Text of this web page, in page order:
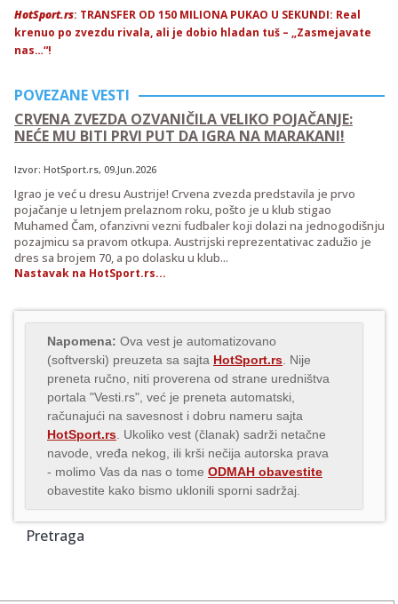
HotSport.rs: TRANSFER OD 150 MILIONA PUKAO U SEKUNDI: Real
krenuo po zvezdu rivala, ali je dobio hladan tuš – „Zasmejavate
nas…“!
POVEZANE VESTI
CRVENA ZVEZDA OZVANIČILA VELIKO POJAČANJE:
NEĆE MU BITI PRVI PUT DA IGRA NA MARAKANI!
Izvor: HotSport.rs, 09.Jun.2026
Igrao je već u dresu Austrije! Crvena zvezda predstavila je prvo
pojačanje u letnjem prelaznom roku, pošto je u klub stigao
Muhamed Čam, ofanzivni vezni fudbaler koji dolazi na jednogodišnju
pozajmicu sa pravom otkupa. Austrijski reprezentativac zadužio je
dres sa brojem 70, a po dolasku u klub...
Nastavak na HotSport.rs...
Napomena: Ova vest je automatizovano
(softverski) preuzeta sa sajta HotSport.rs . Nije
preneta ručno, niti proverena od strane uredništva
portala "Vesti.rs", već je preneta automatski,
računajući na savesnost i dobru nameru sajta
HotSport.rs . Ukoliko vest (članak) sadrži netačne
navode, vređa nekog, ili krši nečija autorska prava
- molimo Vas da nas o tome ODMAH obavestite
obavestite kako bismo uklonili sporni sadržaj.
Pretraga